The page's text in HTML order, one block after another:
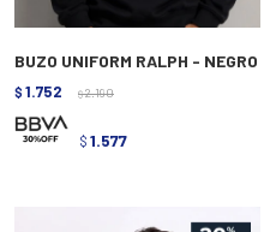
BUZO UNIFORM RALPH - NEGRO
$ 1.752 $ 2.190
$ 1.577